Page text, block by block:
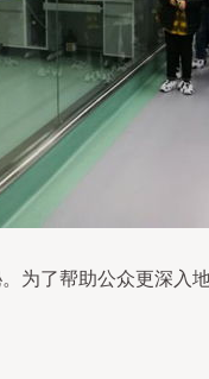
了帮助公众更深入